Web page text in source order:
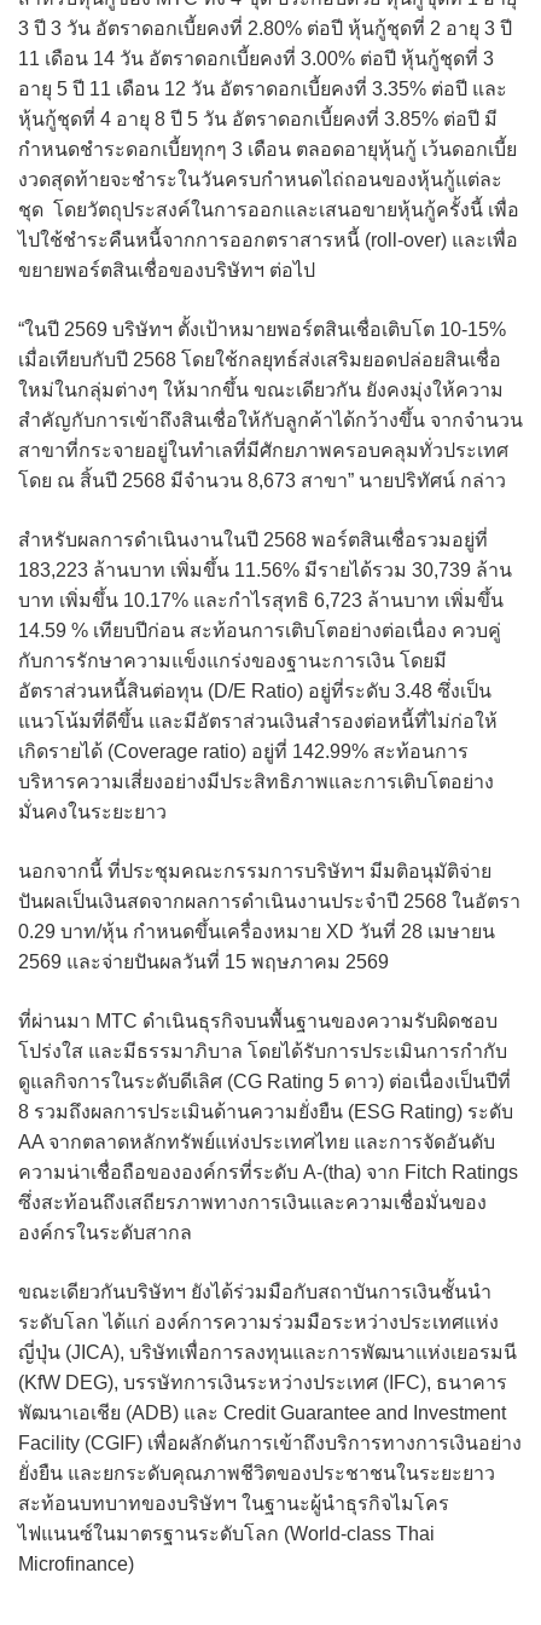
3 ปี 3 วัน อัตราดอกเบี้ยคงที่ 2.80% ต่อปี หุ้นกู้ชุดที่ 2 อายุ 3 ปี
11 เดือน 14 วัน อัตราดอกเบี้ยคงที่ 3.00% ต่อปี หุ้นกู้ชุดที่ 3
อายุ 5 ปี 11 เดือน 12 วัน อัตราดอกเบี้ยคงที่ 3.35% ต่อปี และ
หุ้นกู้ชุดที่ 4 อายุ 8 ปี 5 วัน อัตราดอกเบี้ยคงที่ 3.85% ต่อปี มี
กำหนดชำระดอกเบี้ยทุกๆ 3 เดือน ตลอดอายุหุ้นกู้ เว้นดอกเบี้ย
งวดสุดท้ายจะชำระในวันครบกำหนดไถ่ถอนของหุ้นกู้แต่ละ
ชุด โดยวัตถุประสงค์ในการออกและเสนอขายหุ้นกู้ครั้งนี้ เพื่อ
ไปใช้ชำระคืนหนี้จากการออกตราสารหนี้ (roll-over) และเพื่อ
ขยายพอร์ตสินเชื่อของบริษัทฯ ต่อไป
“ในปี 2569 บริษัทฯ ตั้งเป้าหมายพอร์ตสินเชื่อเติบโต 10-15%
เมื่อเทียบกับปี 2568 โดยใช้กลยุทธ์ส่งเสริมยอดปล่อยสินเชื่อ
ใหม่ในกลุ่มต่างๆ ให้มากขึ้น ขณะเดียวกัน ยังคงมุ่งให้ความ
สำคัญกับการเข้าถึงสินเชื่อให้กับลูกค้าได้กว้างขึ้น จากจำนวน
สาขาที่กระจายอยู่ในทำเลที่มีศักยภาพครอบคลุมทั่วประเทศ
โดย ณ สิ้นปี 2568 มีจำนวน 8,673 สาขา” นายปริทัศน์ กล่าว
สำหรับผลการดำเนินงานในปี 2568 พอร์ตสินเชื่อรวมอยู่ที่
183,223 ล้านบาท เพิ่มขึ้น 11.56% มีรายได้รวม 30,739 ล้าน
บาท เพิ่มขึ้น 10.17% และกำไรสุทธิ 6,723 ล้านบาท เพิ่มขึ้น
14.59 % เทียบปีก่อน สะท้อนการเติบโตอย่างต่อเนื่อง ควบคู่
กับการรักษาความแข็งแกร่งของฐานะการเงิน โดยมี
อัตราส่วนหนี้สินต่อทุน (D/E Ratio) อยู่ที่ระดับ 3.48 ซึ่งเป็น
แนวโน้มที่ดีขึ้น และมีอัตราส่วนเงินสำรองต่อหนี้ที่ไม่ก่อให้
เกิดรายได้ (Coverage ratio) อยู่ที่ 142.99% สะท้อนการ
บริหารความเสี่ยงอย่างมีประสิทธิภาพและการเติบโตอย่าง
มั่นคงในระยะยาว
นอกจากนี้ ที่ประชุมคณะกรรมการบริษัทฯ มีมติอนุมัติจ่าย
ปันผลเป็นเงินสดจากผลการดำเนินงานประจำปี 2568 ในอัตรา
0.29 บาท/หุ้น กำหนดขึ้นเครื่องหมาย XD วันที่ 28 เมษายน
2569 และจ่ายปันผลวันที่ 15 พฤษภาคม 2569
ที่ผ่านมา MTC ดำเนินธุรกิจบนพื้นฐานของความรับผิดชอบ
โปร่งใส และมีธรรมาภิบาล โดยได้รับการประเมินการกำกับ
ดูแลกิจการในระดับดีเลิศ (CG Rating 5 ดาว) ต่อเนื่องเป็นปีที่
8 รวมถึงผลการประเมินด้านความยั่งยืน (ESG Rating) ระดับ
AA จากตลาดหลักทรัพย์แห่งประเทศไทย และการจัดอันดับ
ความน่าเชื่อถือขององค์กรที่ระดับ A-(tha) จาก Fitch Ratings
ซึ่งสะท้อนถึงเสถียรภาพทางการเงินและความเชื่อมั่นของ
องค์กรในระดับสากล
ขณะเดียวกันบริษัทฯ ยังได้ร่วมมือกับสถาบันการเงินชั้นนำ
ระดับโลก ได้แก่ องค์การความร่วมมือระหว่างประเทศแห่ง
ญี่ปุ่น (JICA), บริษัทเพื่อการลงทุนและการพัฒนาแห่งเยอรมนี
(KfW DEG), บรรษัทการเงินระหว่างประเทศ (IFC), ธนาคาร
พัฒนาเอเชีย (ADB) และ Credit Guarantee and Investment
Facility (CGIF) เพื่อผลักดันการเข้าถึงบริการทางการเงินอย่าง
ยั่งยืน และยกระดับคุณภาพชีวิตของประชาชนในระยะยาว
สะท้อนบทบาทของบริษัทฯ ในฐานะผู้นำธุรกิจไมโคร
ไฟแนนซ์ในมาตรฐานระดับโลก (World-class Thai
Microfinance)